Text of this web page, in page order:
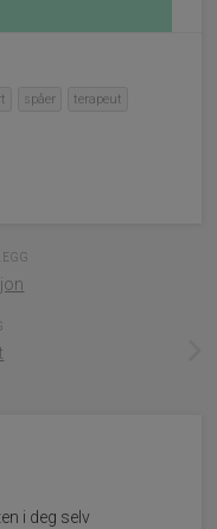
spåer
terapeut
i deg selv